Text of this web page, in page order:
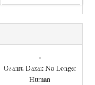
Osamu Dazai: No Longer
Human